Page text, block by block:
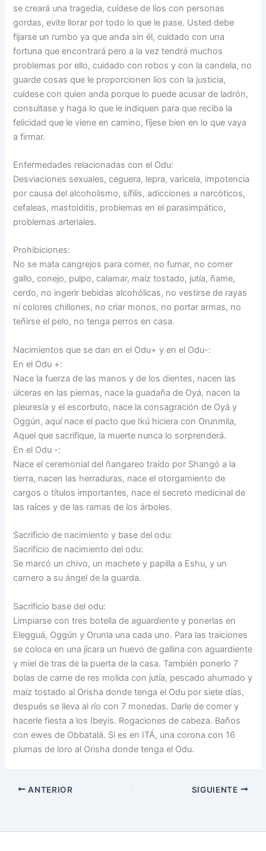
se creará una tragedia, cuídese de líos con personas
gordas, evite llorar por todo lo que le pase. Usted debe
fijarse un rumbo ya que anda sin él, cuidado con una
fortuna que encontrará pero a la vez tendrá muchos
problemas por ello, cuidado con robos y con la candela, no
guarde cosas que le proporcionen líos con la justicia,
cuídese con quien anda porque lo puede acusar de ladrón,
consultase y haga lo que le indiquen para que reciba la
felicidad que le viene en camino, fíjese bien en lo que vaya
a firmar.
Enfermedades relacionadas con el Odu:
Desviaciones sexuales, ceguera, lepra, varicela, impotencia
por causa del alcoholismo, sífilis, adicciones a narcóticos,
cefaleas, mastoiditis, problemas en el parasimpático,
problemas arteriales.
Prohibiciones:
No se mata cangrejos para comer, no fumar, no comer
gallo, conejo, pulpo, calamar, maíz tostado, jutía, ñame,
cerdo, no ingerir bebidas alcohólicas, no vestirse de rayas
ni colores chillones, no criar monos, no portar armas, no
teñirse el pelo, no tenga perros en casa.
Nacimientos que se dan en el Odu+ y en el Odu-:
En el Odu +:
Nace la fuerza de las manos y de los dientes, nacen las
úlceras en las piernas, nace la guadaña de Oyá, nacen la
pleuresía y el escorbuto, nace la consagración de Oyá y
Oggún, aquí nace el pacto que Ikú hiciera con Orunmila,
Aquel que sacrifique, la muerte nunca lo sorprenderá.
En el Odu -:
Nace el ceremonial del ñangareo traído por Shangó a la
tierra, nacen las herraduras, nace el otorgamiento de
cargos o títulos importantes, nace el secreto medicinal de
las raíces y de las ramas de los árboles.
Sacrificio de nacimiento y base del odu:
Sacrificio de nacimiento del odu:
Se marcó un chivo, un machete y papilla a Eshu, y un
carnero a su ángel de la guarda.
Sacrificio base del odu:
Limpiarse con tres botella de aguardiente y ponerlas en
Elegguá, Oggún y Orunla una cada uno. Para las traiciones
se coloca en una jícara un huevo de gallina con aguardiente
y miel de tras de la puerta de la casa. También ponerlo 7
bolas de carne de res molida con jutía, pescado ahumado y
maíz tostado al Orisha donde tenga el Odu por siete días,
después se lleva al río con 7 monedas. Darle de comer y
hacerle fiesta a los Ibeyis. Rogaciones de cabeza. Baños
con ewes de Obbatalá. Si es en ITÁ, una corona con 16
plumas de loro al Orisha donde tenga el Odu.
ANTERIOR SIGUIENTE